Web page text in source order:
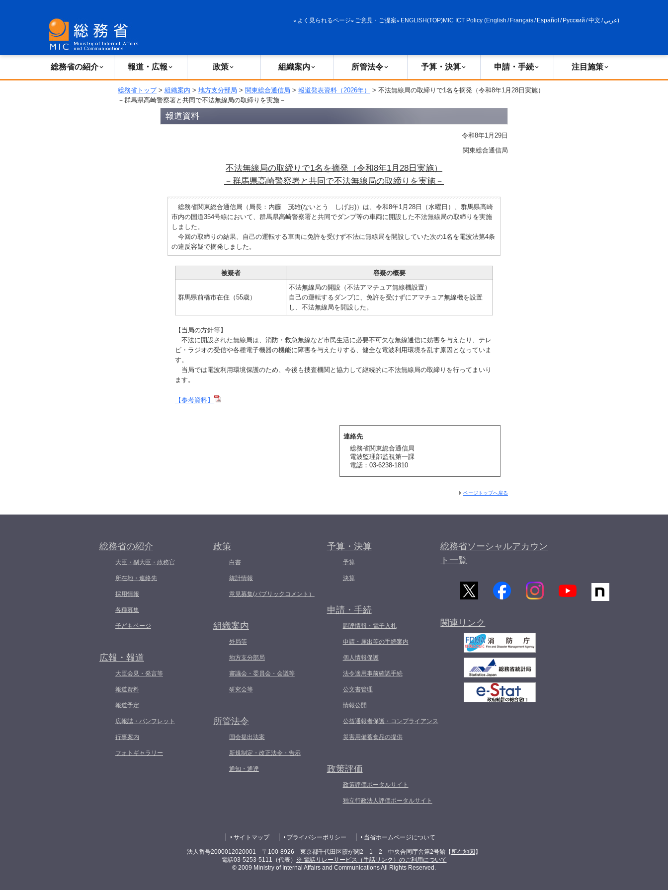
よく見られるページ ご意見・ご提案 ENGLISH(TOP)MIC ICT Policy (English / Français/ Español / Русский /中文 /عربي)
総務省の紹介 報道・広報 政策 組織案内 所管法令 予算・決算 申請・手続 注目施策
総務省トップ> 組織案内 > 地方支分部局 > 関東総合通信局 > 報道発表資料（2026年）
> 不法無線局の取締りで1名を摘発（令和8年1月28日実施）
－群馬県高崎警察署と共同で不法無線局の取締りを実施－
報道資料
令和8年1月29日
関東総合通信局
不法無線局の取締りで1名を摘発（令和8年1月28日実施）
－群馬県高崎警察署と共同で不法無線局の取締りを実施－
総務省関東総合通信局（局長：内藤 茂雄(ないとう しげお)）は、令和8年1月28日（水曜日）、群馬県高崎
市内の国道354号線において、群馬県高崎警察署と共同でダンプ等の車両に開設した不法無線局の取締りを実施
しました。
今回の取締りの結果、自己の運転する車両に免許を受けず不法に無線局を開設していた次の1名を電波法第4条
の違反容疑で摘発しました。
被疑者 容疑の概要
群馬県前橋市在住（55歳）
不法無線局の開設（不法アマチュア無線機設置）
自己の運転するダンプに、免許を受けずにアマチュア無線機を設置
し、不法無線局を開設した。
【当局の方針等】
不法に開設された無線局は、消防・救急無線など市民生活に必要不可欠な無線通信に妨害を与えたり、テレ
ビ・ラジオの受信や各種電子機器の機能に障害を与えたりする、健全な電波利用環境を乱す原因となっていま
す。
当局では電波利用環境保護のため、今後も捜査機関と協力して継続的に不法無線局の取締りを行ってまいり
ます。
【参考資料】
連絡先
総務省関東総合通信局
電波監理部監視第一課
電話：03-6238-1810
ページトップへ戻る
総務省の紹介
大臣・副大臣・政務官
所在地・連絡先
採用情報
各種募集
子どもページ
広報・報道
大臣会見・発言等
報道資料
報道予定
広報誌・パンフレット
行事案内
フォトギャラリー
政策
白書
統計情報
意見募集(パブリックコメント）
組織案内
外局等
地方支分部局
審議会・委員会・会議等
研究会等
所管法令
国会提出法案
新規制定・改正法令・告示
通知・通達
予算・決算
予算
決算
申請・手続
調達情報・電子入札
申請・届出等の手続案内
個人情報保護
法令適用事前確認手続
公文書管理
情報公開
公益通報者保護・コンプライアンス
災害用備蓄食品の提供
政策評価
政策評価ポータルサイト
独立行政法人評価ポータルサイト
総務省ソーシャルアカウン
ト一覧
関連リンク
サイトマップ プライバシーポリシー 当省ホームページについて
法人番号2000012020001 〒100-8926 東京都千代田区霞が関2－1－2 中央合同庁舎第2号館【 所在地図 】
電話03-5253-5111（代表）
※ 電話リレーサービス（手話リンク）のご利用について
© 2009 Ministry of Internal Affairs and Communications All Rights Reserved.